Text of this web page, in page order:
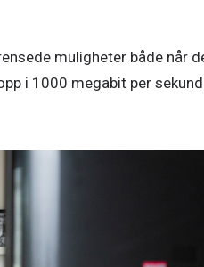
muligheter både når
i 1000 megabit per sekund